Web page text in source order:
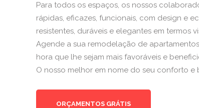
Para todos os espaços, os nossos
rápidas, eficazes, funcionais, com design e
resistentes, duráveis e elegantes em termos
Agende a sua remodelação de
hora que lhe sejam mais favoráveis e
O nosso melhor em nome do seu conforto e
ORÇAMENTOS GRÁTIS